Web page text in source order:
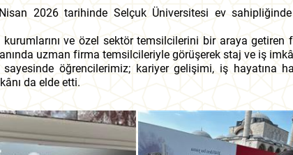
2026 tarihinde Selçuk Üniversitesi ev
ve özel sektör temsilcilerini bir araya getiren
uzman firma temsilcileriyle görüşerek staj ve iş
öğrencilerimiz; kariyer gelişimi, iş hayatına
da elde etti.